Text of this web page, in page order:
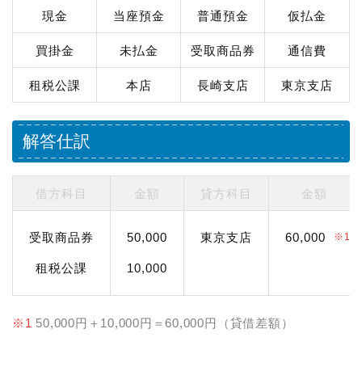
現金 当座預金 普通預金 仮払金
買掛金 未払金 受取商品券 通信費
租税公課 本店 長崎支店 東京支店
解答仕訳
借方科目 金額 貸方科目 金額
受取商品券 50,000 東京支店 60,000 ※1
租税公課 10,000
※1 50,000円＋10,000円＝60,000円（貸借差額）